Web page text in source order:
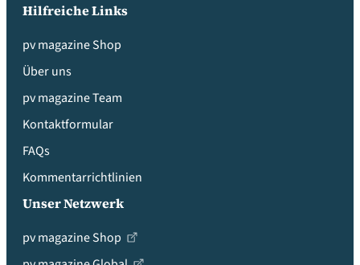
Hilfreiche Links
pv magazine Shop
Über uns
pv magazine Team
Kontaktformular
FAQs
Kommentarrichtlinien
Unser Netzwerk
pv magazine Shop